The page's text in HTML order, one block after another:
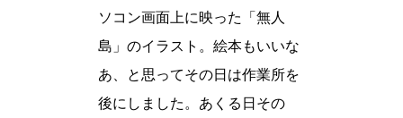
ソコン画面上に映った「無人
島」のイラスト。絵本もいいな
あ、と思ってその日は作業所を
後にしました。あくる日その